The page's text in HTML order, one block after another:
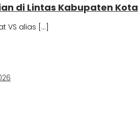
di Lintas Kabupaten Kota
VS alias […]